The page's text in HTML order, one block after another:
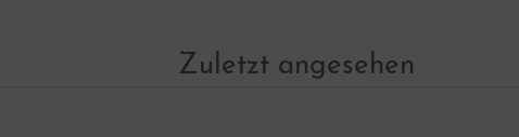
Zuletzt angesehen